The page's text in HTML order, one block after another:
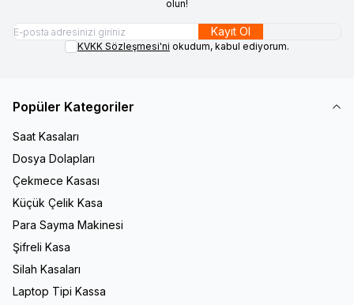
olun!
Kayıt Ol
KVKK Sözleşmesi'ni okudum, kabul ediyorum.
Popüler Kategoriler
Saat Kasaları
Dosya Dolapları
Çekmece Kasası
Küçük Çelik Kasa
Para Sayma Makinesi
Şifreli Kasa
Silah Kasaları
Laptop Tipi Kassa